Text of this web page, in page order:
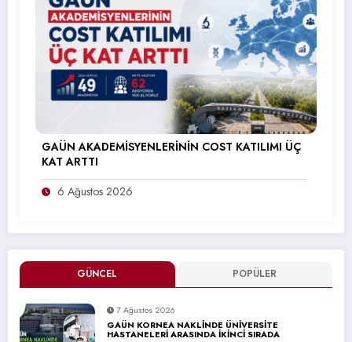
GÜNCEL POPÜLER
7 Ağustos 2026
GAÜN KORNEA NAKLİNDE ÜNİVERSİTE
HASTANELERİ ARASINDA İKİNCİ SIRADA
GAÜN AKADEMİSYENLERİNİN COST KATILIMI ÜÇ
KAT ARTTI
6 Ağustos 2026